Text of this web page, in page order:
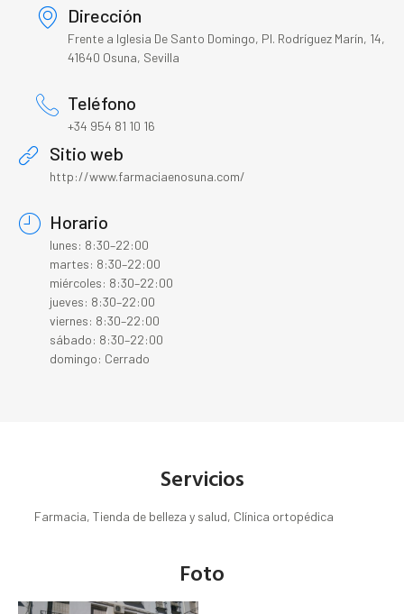
Dirección
Frente a Iglesia De Santo Domingo, Pl. Rodríguez Marín, 14,
41640 Osuna, Sevilla
Teléfono
+34 954 81 10 16
Sitio web
http://www.farmaciaenosuna.com/
Horario
lunes: 8:30–22:00
martes: 8:30–22:00
miércoles: 8:30–22:00
jueves: 8:30–22:00
viernes: 8:30–22:00
sábado: 8:30–22:00
domingo: Cerrado
Servicios
Farmacia, Tienda de belleza y salud, Clínica ortopédica
Foto